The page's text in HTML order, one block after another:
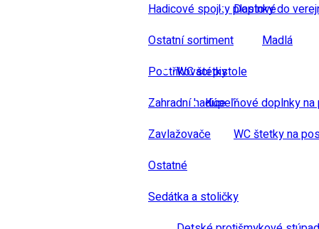
Hadicové spojky plastové
Ostatní sortiment
Postřikovací pistole
Zahradní hadice
Zavlažovače
Doplnky do
Madlá
WC štetky
Kúpeľňové doplnky
WC štetky na
Ostatné
Sedátka a stoličky